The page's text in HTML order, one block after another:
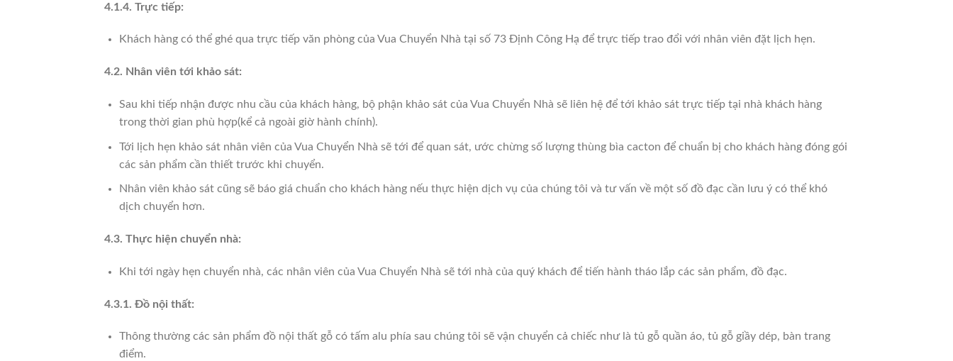
4.1.4. Trực tiếp:
Khách hàng có thể ghé qua trực tiếp văn phòng của Vua Chuyển Nhà tại số 73 Định Công Hạ để trực tiếp trao đổi với nhân viên đặt lịch hẹn.
4.2. Nhân viên tới khảo sát:
Sau khi tiếp nhận được nhu cầu của khách hàng, bộ phận khảo sát của Vua Chuyển Nhà sẽ liên hệ để tới khảo sát trực tiếp tại nhà khách hàng
trong thời gian phù hợp(kể cả ngoài giờ hành chính).
Tới lịch hẹn khảo sát nhân viên của Vua Chuyển Nhà sẽ tới để quan sát, ước chừng số lượng thùng bìa cacton để chuẩn bị cho khách hàng đóng gói
các sản phẩm cần thiết trước khi chuyển.
Nhân viên khảo sát cũng sẽ báo giá chuẩn cho khách hàng nếu thực hiện dịch vụ của chúng tôi và tư vấn về một số đồ đạc cần lưu ý có thể khó
dịch chuyển hơn.
4.3. Thực hiện chuyển nhà:
Khi tới ngày hẹn chuyển nhà, các nhân viên của Vua Chuyển Nhà sẽ tới nhà của quý khách để tiến hành tháo lắp các sản phẩm, đồ đạc.
4.3.1. Đồ nội thất:
Thông thường các sản phẩm đồ nội thất gỗ có tấm alu phía sau chúng tôi sẽ vận chuyển cả chiếc như là tủ gỗ quần áo, tủ gỗ giầy dép, bàn trang
điểm.